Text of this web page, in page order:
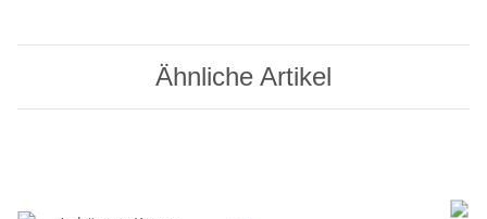
Ähnliche Artikel